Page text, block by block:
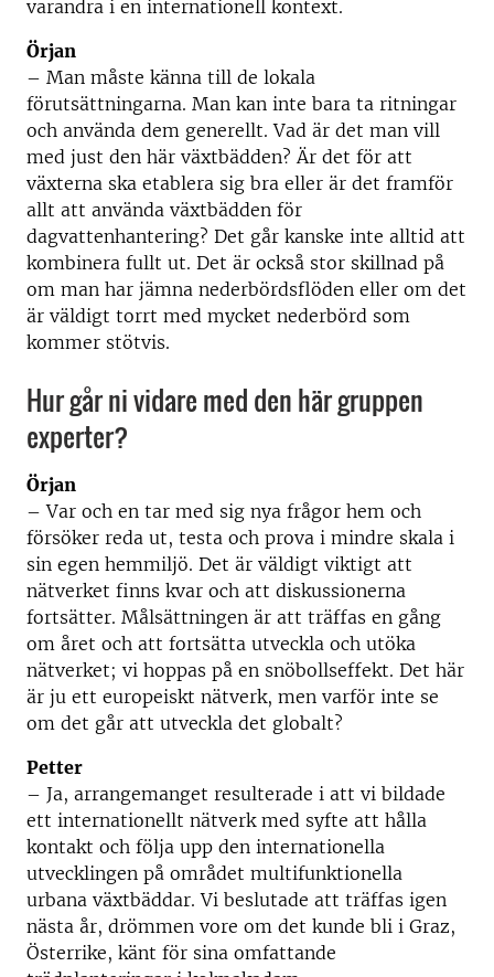
varandra i en internationell kontext.
Örjan
– Man måste känna till de lokala
förutsättningarna. Man kan inte bara ta ritningar
och använda dem generellt. Vad är det man vill
med just den här växtbädden? Är det för att
växterna ska etablera sig bra eller är det framför
allt att använda växtbädden för
dagvattenhantering? Det går kanske inte alltid att
kombinera fullt ut. Det är också stor skillnad på
om man har jämna nederbördsflöden eller om det
är väldigt torrt med mycket nederbörd som
kommer stötvis.
Hur går ni vidare med den här gruppen
experter?
Örjan
– Var och en tar med sig nya frågor hem och
försöker reda ut, testa och prova i mindre skala i
sin egen hemmiljö. Det är väldigt viktigt att
nätverket finns kvar och att diskussionerna
fortsätter. Målsättningen är att träffas en gång
om året och att fortsätta utveckla och utöka
nätverket; vi hoppas på en snöbollseffekt. Det här
är ju ett europeiskt nätverk, men varför inte se
om det går att utveckla det globalt?
Petter
– Ja, arrangemanget resulterade i att vi bildade
ett internationellt nätverk med syfte att hålla
kontakt och följa upp den internationella
utvecklingen på området multifunktionella
urbana växtbäddar. Vi beslutade att träffas igen
nästa år, drömmen vore om det kunde bli i Graz,
Österrike, känt för sina omfattande